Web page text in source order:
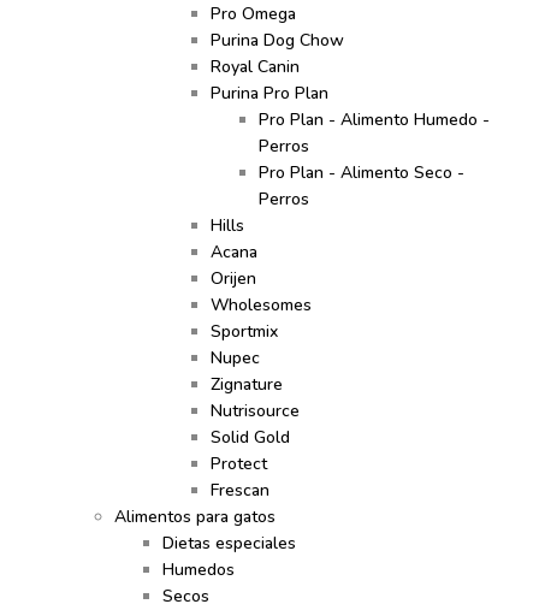
Pro Omega
Purina Dog Chow
Royal Canin
Purina Pro Plan
Pro Plan - Alimento Humedo -
Perros
Pro Plan - Alimento Seco -
Perros
Hills
Acana
Orijen
Wholesomes
Sportmix
Nupec
Zignature
Nutrisource
Solid Gold
Protect
Frescan
Alimentos para gatos
Dietas especiales
Humedos
Secos